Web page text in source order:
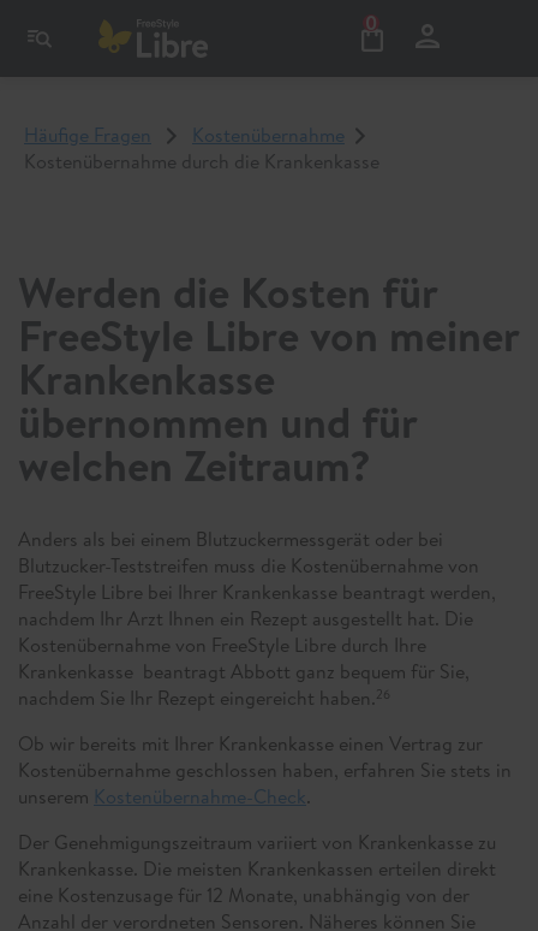
0
Häufige Fragen
Kostenübernahme
Kostenübernahme durch die Krankenkasse
Werden die Kosten für
FreeStyle Libre von meiner
Krankenkasse
übernommen und für
welchen Zeitraum?
Anders als bei einem Blutzuckermessgerät oder bei
Blutzucker-Teststreifen muss die Kostenübernahme von
FreeStyle Libre bei Ihrer Krankenkasse beantragt werden,
nachdem Ihr Arzt Ihnen ein Rezept ausgestellt hat. Die
Kostenübernahme von FreeStyle Libre durch Ihre
Krankenkasse beantragt Abbott ganz bequem für Sie,
nachdem Sie Ihr Rezept eingereicht haben. 26
Ob wir bereits mit Ihrer Krankenkasse einen Vertrag zur
Kostenübernahme geschlossen haben, erfahren Sie stets in
unserem Kostenübernahme-Check.
Der Genehmigungszeitraum variiert von Krankenkasse zu
Krankenkasse. Die meisten Krankenkassen erteilen direkt
eine Kostenzusage für 12 Monate, unabhängig von der
Anzahl der verordneten Sensoren. Näheres können Sie